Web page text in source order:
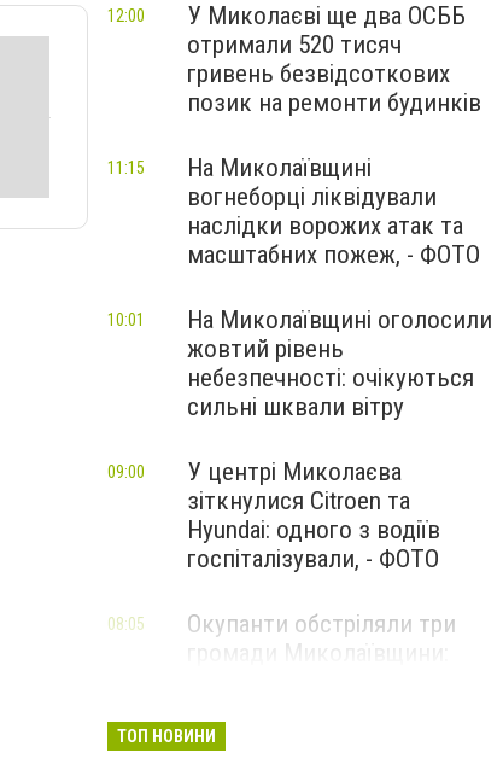
У Миколаєві ще два ОСББ
отримали 520 тисяч
гривень безвідсоткових
позик на ремонти будинків
12:00
На Миколаївщині
вогнеборці ліквідували
наслідки ворожих атак та
масштабних пожеж, - ФОТО
11:15
На Миколаївщині оголосили
жовтий рівень
небезпечності: очікуються
сильні шквали вітру
10:01
У центрі Миколаєва
зіткнулися Citroen та
Hyundai: одного з водіїв
госпіталізували, - ФОТО
09:00
Окупанти обстріляли три
громади Миколаївщини:
08:05
ТОП НОВИНИ